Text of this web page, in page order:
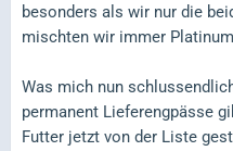
besonders als wir nur die
mischten wir immer
Was mich nun
permanent Lieferengpässe
Futter jetzt von der Liste